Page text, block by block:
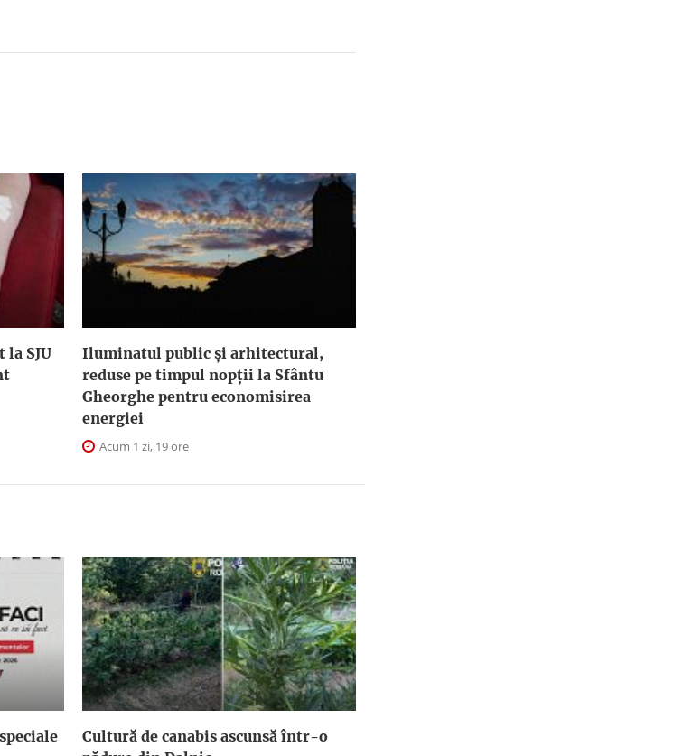
SJU
Iluminatul public şi arhitectural,
reduse pe timpul nopţii la Sfântu
Gheorghe pentru economisirea
energiei
Acum 1 zi, 19 ore
Cultură de canabis ascunsă într-o